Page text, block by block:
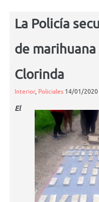
La Policía
de
Clorinda
Interior, Policiales 14/01/2020
El